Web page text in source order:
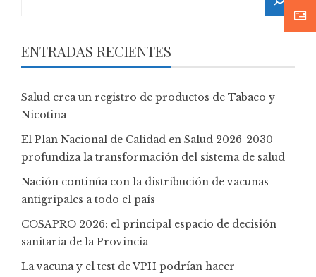
ENTRADAS RECIENTES
Salud crea un registro de productos de Tabaco y
Nicotina
El Plan Nacional de Calidad en Salud 2026-2030
profundiza la transformación del sistema de salud
Nación continúa con la distribución de vacunas
antigripales a todo el país
COSAPRO 2026: el principal espacio de decisión
sanitaria de la Provincia
La vacuna y el test de VPH podrían hacer